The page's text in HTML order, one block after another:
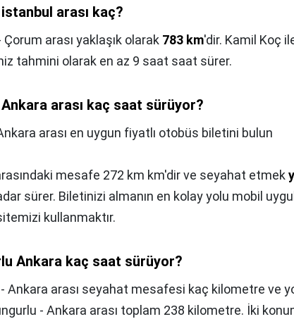
arası kaç?
arası yaklaşık olarak 783 km'dir. Kamil Koç
tahmini olarak en az 9 saat saat sürer.
arası kaç saat sürüyor?
arası en uygun fiyatlı otobüs biletini bulun
mesafe 272 km km'dir ve seyahat etmek
sürer. Biletinizi almanın en kolay yolu mobil
kullanmaktır.
Ankara kaç saat sürüyor?
Ankara arası seyahat mesafesi kaç kilometre ve
- Ankara arası toplam 238 kilometre. İki